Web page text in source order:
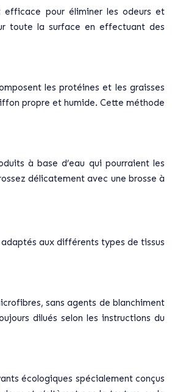
efficace pour éliminer les odeurs et
toute la surface en effectuant des
les protéines et les graisses
propre et humide. Cette méthode
à base d’eau qui pourraient les
délicatement avec une brosse à
aux différents types de tissus
sans agents de blanchiment
dilués selon les instructions du
écologiques spécialement conçus